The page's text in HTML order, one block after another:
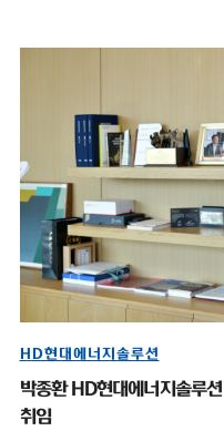
HD현대에너지솔루션
박종환 HD현대에너지솔루
취임